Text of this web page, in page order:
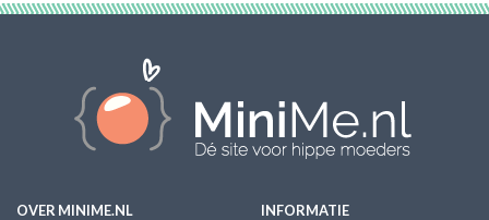
OVER MINIME.NL INFORMATIE